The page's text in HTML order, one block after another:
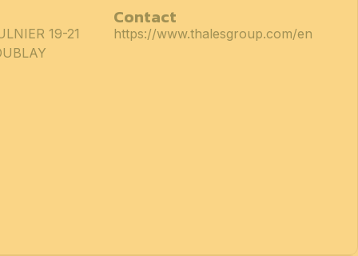
19-21
Contact
https://www.thalesgroup.com/en